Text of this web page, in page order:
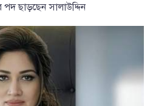
ছাড়ছেন সালাউদ্দিন